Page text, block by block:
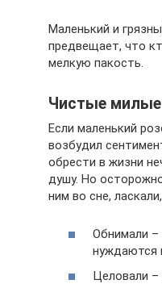
Маленький и
предвещает, что
мелкую пакость.
Чистые милые
Если маленький
возбудил
обрести в жизни
душу. Но
ним во сне,
Обнимали –
нуждаются
Целовали –